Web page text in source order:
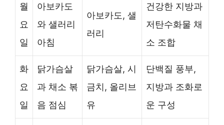
월
요
일
아보카도
와 샐러리
아침
아보카도, 샐
러리
건강한 지방과
저탄수화물 채
소 조합
화
요
일
닭가슴살
과 채소 볶
음 점심
닭가슴살, 시
금치, 올리브
유
단백질 풍부,
지방과 조화로
운 구성